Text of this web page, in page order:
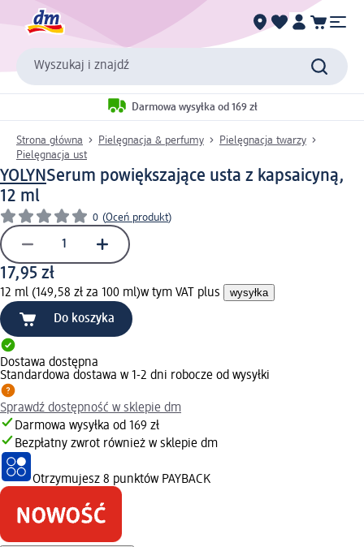
Wyszukaj i znajdź
Darmowa wysyłka od 169 zł
Strona główna Pielęgnacja & perfumy
Pielęgnacja twarzy
Pielęgnacja ust
YOLYNSerum powiększające usta z kapsaicyną,
12 ml
0 (Oceń produkt)
17,95 zł
12 ml (149,58 zł za 100 ml)w tym VAT plus wysyłka
Do koszyka
Dostawa dostępna
Standardowa dostawa w 1-2 dni robocze od wysyłki
Sprawdź dostępność w sklepie dm
Darmowa wysyłka od 169 zł
Bezpłatny zwrot również w sklepie dm
Otrzymujesz 8 punktów PAYBACK